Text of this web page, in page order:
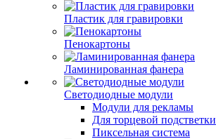
Пластик для гравировки
Пенокартоны
Ламинированная фанера
Светодиодные модули
Модули для рекламы
Для торцевой подстветки
Пиксельная система